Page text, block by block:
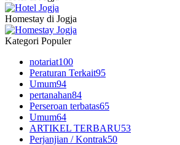
Homestay di Jogja
Kategori Populer
notariat100
Peraturan Terkait95
Umum94
pertanahan84
Perseroan terbatas65
Umum64
ARTIKEL TERBARU53
Perjanjian / Kontrak50